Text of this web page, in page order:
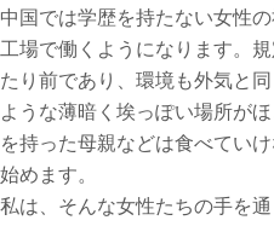
中国では学歴を持たない女性
工場で働くようになります。
たり前であり、環境も外気と
ような薄暗く埃っぽい場所が
を持った母親などは食べてい
始めます。
私は、そんな女性たちの手を